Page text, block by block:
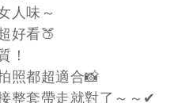
人味～
好看🍑
！
照都超適合📸
整套帶走就對了～～✔